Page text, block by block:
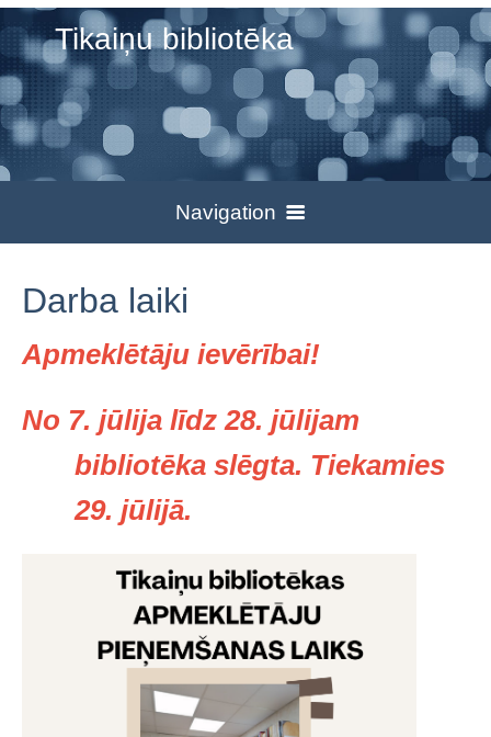
Tikaiņu bibliotēka
Navigation
Kontakti
Aktualitātes
Ieskats vēsturē
Jaunieguvumi
Dokumenti
Lietošanas noteikumi
Datori un Internets
Reglaments
Darba laiki
Apmeklētāju ievērībai!
No 7. jūlija līdz 28. jūlijam
bibliotēka slēgta. Tiekamies
29. jūlijā.